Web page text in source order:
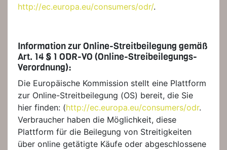
http://ec.europa.eu/consumers/odr/.
Information zur Online-Streitbeilegung gemäß
Art. 14 § 1 ODR-VO (Online-Streibeilegungs-
Verordnung):
Die Europäische Kommission stellt eine Plattform
zur Online-Streitbeilegung (OS) bereit, die Sie
hier finden: (http://ec.europa.eu/consumers/odr.
Verbraucher haben die Möglichkeit, diese
Plattform für die Beilegung von Streitigkeiten
über online getätigte Käufe oder abgeschlossene